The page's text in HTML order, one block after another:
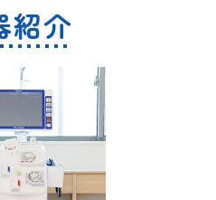
紹介